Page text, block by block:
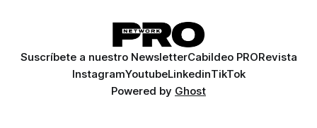
Suscríbete a nuestro NewsletterCabildeo PRORevista
InstagramYoutubeLinkedinTikTok
Powered by Ghost